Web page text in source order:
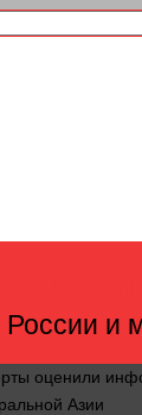
и
оценили
Азии